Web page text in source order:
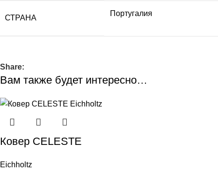
СТРАНА
Португалия
Share:
Вам также будет интересно…
Ковер CELESTE
Eichholtz